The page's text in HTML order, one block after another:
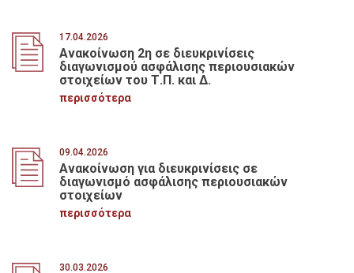
17.04.2026
Ανακοίνωση 2η σε διευκρινίσεις
διαγωνισμού ασφάλισης περιουσιακών
στοιχείων του Τ.Π. και Δ.
περισσότερα
09.04.2026
Ανακοίνωση για διευκρινίσεις σε
διαγωνισμό ασφάλισης περιουσιακών
στοιχείων
περισσότερα
30.03.2026